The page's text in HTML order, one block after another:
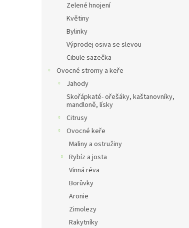
Zelené hnojení
Květiny
Bylinky
Výprodej osiva se slevou
Cibule sazečka
Ovocné stromy a keře
Jahody
Skořápkaté- ořešáky, kaštanovníky,
mandloně, lísky
Citrusy
Ovocné keře
Maliny a ostružiny
Rybíz a josta
Vinná réva
Borůvky
Aronie
Zimolezy
Rakytníky